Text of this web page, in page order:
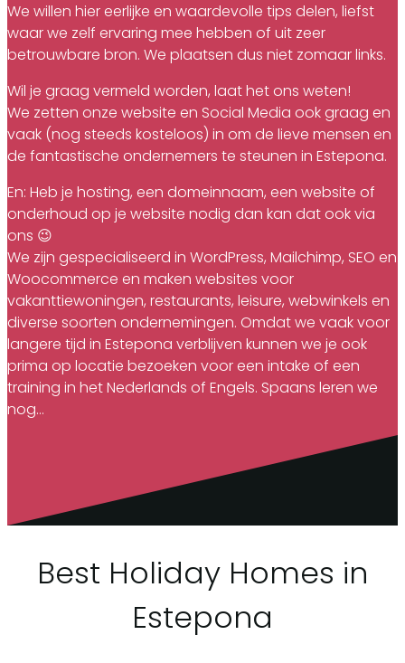
We willen hier eerlijke en waardevolle tips delen, liefst
waar we zelf ervaring mee hebben of uit zeer
betrouwbare bron. We plaatsen dus niet zomaar links.
Wil je graag vermeld worden, laat het ons weten!
We zetten onze website en Social Media ook graag en
vaak (nog steeds kosteloos) in om de lieve mensen en
de fantastische ondernemers te steunen in Estepona.
En: Heb je hosting, een domeinnaam, een website of
onderhoud op je website nodig dan kan dat ook via
ons 😉
We zijn gespecialiseerd in WordPress, Mailchimp, SEO en
Woocommerce en maken websites voor
vakanttiewoningen, restaurants, leisure, webwinkels en
diverse soorten ondernemingen. Omdat we vaak voor
langere tijd in Estepona verblijven kunnen we je ook
prima op locatie bezoeken voor een intake of een
training in het Nederlands of Engels. Spaans leren we
nog…
Best Holiday Homes in
Estepona